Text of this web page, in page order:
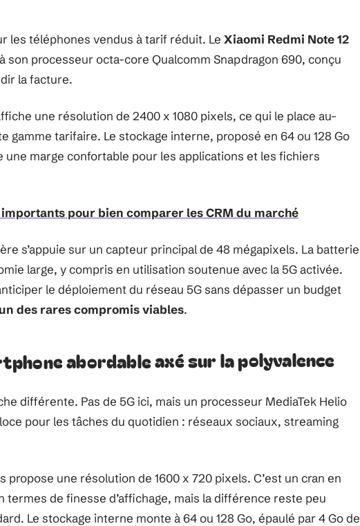
les téléphones vendus à tarif réduit. Le Xiaomi Redmi Note 12
son processeur octa-core Qualcomm Snapdragon 690, conçu
la facture.
une résolution de 2400 x 1080 pixels, ce qui le place au-
gamme tarifaire. Le stockage interne, proposé en 64 ou 128 Go
une marge confortable pour les applications et les fichiers
pour bien comparer les CRM du marché
s’appuie sur un capteur principal de 48 mégapixels. La batterie
large, y compris en utilisation soutenue avec la 5G activée.
le déploiement du réseau 5G sans dépasser un budget
des rares compromis viables.
abordable axé sur la polyvalence
différente. Pas de 5G ici, mais un processeur MediaTek Helio
pour les tâches du quotidien : réseaux sociaux, streaming
propose une résolution de 1600 x 720 pixels. C’est un cran en
termes de finesse d’affichage, mais la différence reste peu
Le stockage interne monte à 64 ou 128 Go, épaulé par 4 Go de